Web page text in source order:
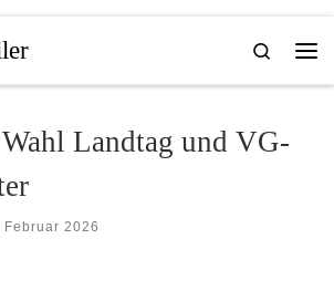
Search
Landtag und VG-
Februar 2026